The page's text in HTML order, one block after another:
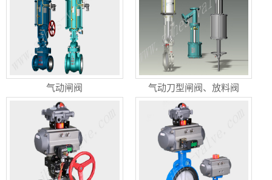
气动闸阀 气动刀型闸阀、放料阀